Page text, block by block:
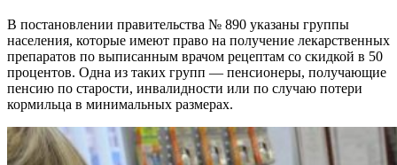
В постановлении правительства № 890 указаны группы
населения, которые имеют право на получение лекарственных
препаратов по выписанным врачом рецептам со скидкой в 50
процентов. Одна из таких групп — пенсионеры, получающие
пенсию по старости, инвалидности или по случаю потери
кормильца в минимальных размерах.